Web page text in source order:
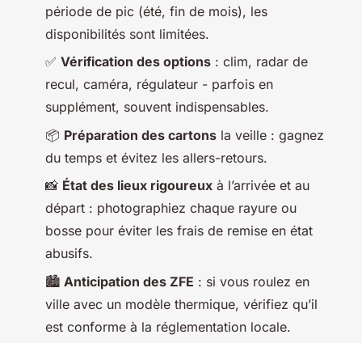
période de pic (été, fin de mois), les
disponibilités sont limitées.
✅ Vérification des options : clim, radar de
recul, caméra, régulateur - parfois en
supplément, souvent indispensables.
📦 Préparation des cartons la veille : gagnez
du temps et évitez les allers-retours.
📸 État des lieux rigoureux à l’arrivée et au
départ : photographiez chaque rayure ou
bosse pour éviter les frais de remise en état
abusifs.
🏙️ Anticipation des ZFE : si vous roulez en
ville avec un modèle thermique, vérifiez qu’il
est conforme à la réglementation locale.